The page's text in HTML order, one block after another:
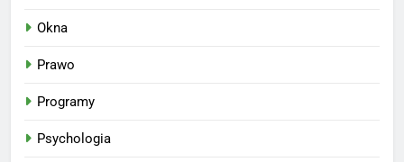
Okna
Prawo
Programy
Psychologia